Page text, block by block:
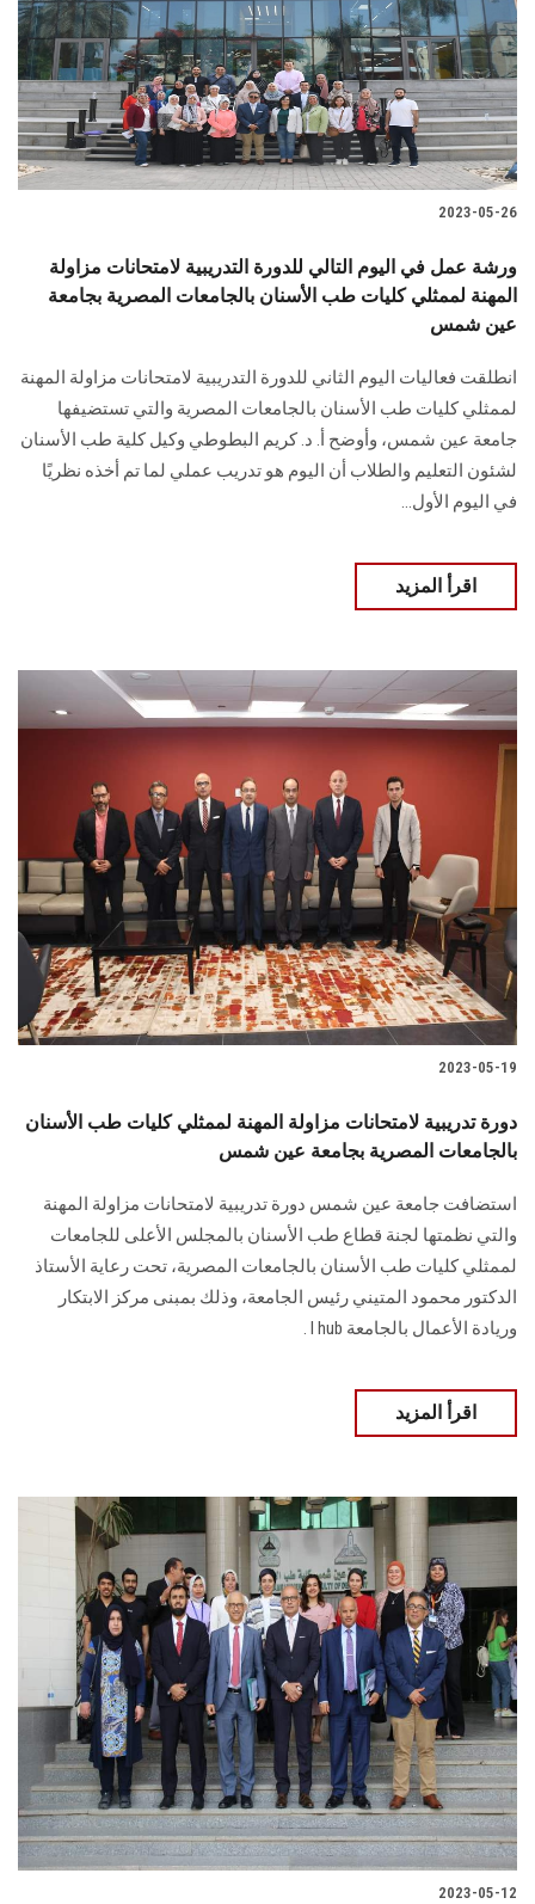
2023-05-26
ورشة عمل في اليوم التالي للدورة التدريبية لامتحانات مزاولة
المهنة لممثلي كليات طب الأسنان بالجامعات المصرية بجامعة
عين شمس
انطلقت فعاليات اليوم الثاني للدورة التدريبية لامتحانات مزاولة المهنة
لممثلي كليات طب الأسنان بالجامعات المصرية والتي تستضيفها
جامعة عين شمس، وأوضح أ. د. كريم البطوطي وكيل كلية طب الأسنان
لشئون التعليم والطلاب أن اليوم هو تدريب عملي لما تم أخذه نظريًا
في اليوم الأول...
اقرأ المزيد
2023-05-19
دورة تدريبية لامتحانات مزاولة المهنة لممثلي كليات طب الأسنان
بالجامعات المصرية بجامعة عين شمس
استضافت جامعة عين شمس دورة تدريبية لامتحانات مزاولة المهنة
والتي نظمتها لجنة قطاع طب الأسنان بالمجلس الأعلى للجامعات
لممثلي كليات طب الأسنان بالجامعات المصرية، تحت رعاية الأستاذ
الدكتور محمود المتيني رئيس الجامعة، وذلك بمبنى مركز الابتكار
وريادة الأعمال بالجامعة I hub .
اقرأ المزيد
2023-05-12